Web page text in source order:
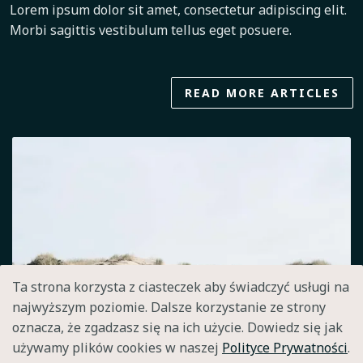
Lorem ipsum dolor sit amet, consectetur adipiscing elit.
Morbi sagittis vestibulum tellus eget posuere.
READ MORE ARTICLES
Ta strona korzysta z ciasteczek aby świadczyć usługi na
najwyższym poziomie. Dalsze korzystanie ze strony
oznacza, że zgadzasz się na ich użycie. Dowiedz się jak
używamy plików cookies w naszej Polityce Prywatności.